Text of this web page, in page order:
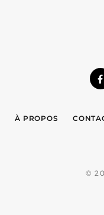
À PROPOS
©